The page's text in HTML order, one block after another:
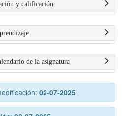
y calificación
de la asignatura
02-07-2025